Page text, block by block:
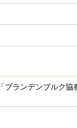
ランデンブルク協